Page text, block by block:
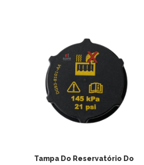
ADICIONAR AO
Tampa Do Reservatório Do